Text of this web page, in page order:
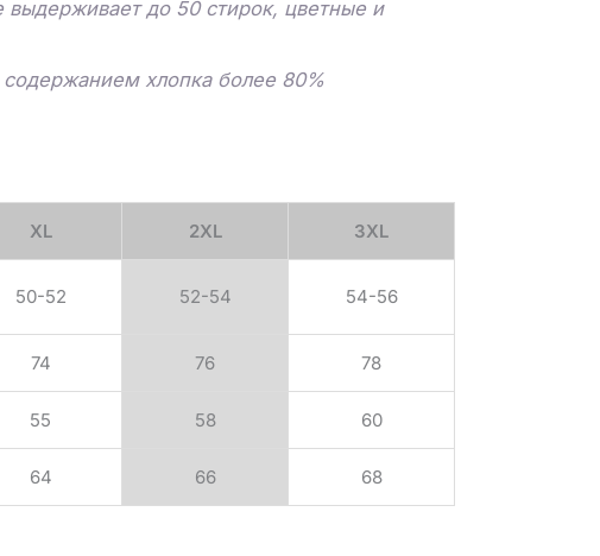
до 50 стирок, цветные и
хлопка более 80%
XL 2XL 3XL
50-52 52-54 54-56
74 76 78
55 58 60
64 66 68